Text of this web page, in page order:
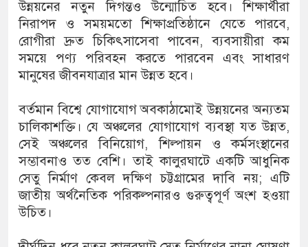
উন্নয়নের নতুন দিগন্তও উন্মোচিত হবে। শিক্ষার্থীরা
নিরাপদ ও সময়মতো শিক্ষাপ্রতিষ্ঠানে যেতে পারবে,
রোগীরা দ্রুত চিকিৎসাসেবা পাবেন, ব্যবসায়ীরা কম
সময়ে পণ্য পরিবহন করতে পারবেন এবং সাধারণ
মানুষের জীবনযাত্রার মান উন্নত হবে।
বর্তমান বিশ্বে যোগাযোগ অবকাঠামোই উন্নয়নের অন্যতম
চালিকাশক্তি। যে অঞ্চলের যোগাযোগ ব্যবস্থা যত উন্নত,
সেই অঞ্চলের বিনিয়োগ, শিল্পায়ন ও কর্মসংস্থানের
সম্ভাবনাও তত বেশি। তাই কালুরঘাটে একটি আধুনিক
সেতু নির্মাণ কেবল দক্ষিণ চট্টগ্রামের দাবি নয়; এটি
জাতীয় অর্থনৈতিক পরিকল্পনারও গুরুত্বপূর্ণ অংশ হওয়া
উচিত।